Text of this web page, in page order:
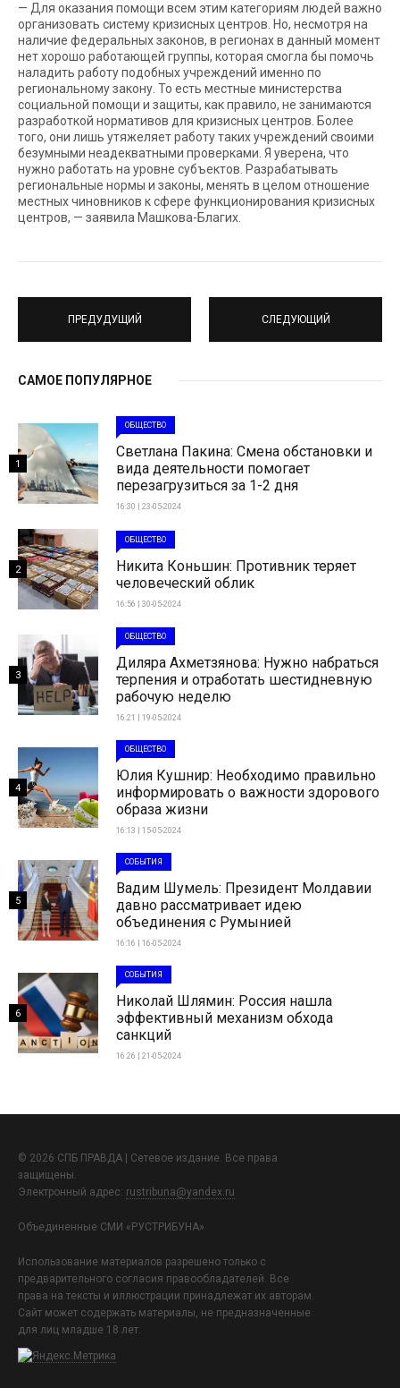
— Для оказания помощи всем этим категориям людей важно
организовать систему кризисных центров. Но, несмотря на
наличие федеральных законов, в регионах в данный момент
нет хорошо работающей группы, которая смогла бы помочь
наладить работу подобных учреждений именно по
региональному закону. То есть местные министерства
социальной помощи и защиты, как правило, не занимаются
разработкой нормативов для кризисных центров. Более
того, они лишь утяжеляет работу таких учреждений своими
безумными неадекватными проверками. Я уверена, что
нужно работать на уровне субъектов. Разрабатывать
региональные нормы и законы, менять в целом отношение
местных чиновников к сфере функционирования кризисных
центров, — заявила Машкова-Благих.
ПРЕДУДУЩИЙ СЛЕДУЮЩИЙ
САМОЕ ПОПУЛЯРНОЕ
ОБЩЕСТВО
Светлана Пакина: Смена обстановки и
вида деятельности помогает
перезагрузиться за 1-2 дня
16:30 | 23-05-2024
1
ОБЩЕСТВО
Никита Коньшин: Противник теряет
человеческий облик
16:56 | 30-05-2024
2
ОБЩЕСТВО
Диляра Ахметзянова: Нужно набраться
терпения и отработать шестидневную
рабочую неделю
16:21 | 19-05-2024
3
ОБЩЕСТВО
Юлия Кушнир: Необходимо правильно
информировать о важности здорового
образа жизни
16:13 | 15-05-2024
4
СОБЫТИЯ
Вадим Шумель: Президент Молдавии
давно рассматривает идею
объединения с Румынией
16:16 | 16-05-2024
5
СОБЫТИЯ
Николай Шлямин: Россия нашла
эффективный механизм обхода
санкций
16:26 | 21-05-2024
6
© 2026 СПБ ПРАВДА | Сетевое издание. Все права
защищены.
Электронный адрес: rustribuna@yandex.ru
Объединенные СМИ «РУСТРИБУНА»
Использование материалов разрешено только с
предварительного согласия правообладателей. Все
права на тексты и иллюстрации принадлежат их авторам.
Сайт может содержать материалы, не предназначенные
для лиц младше 18 лет.